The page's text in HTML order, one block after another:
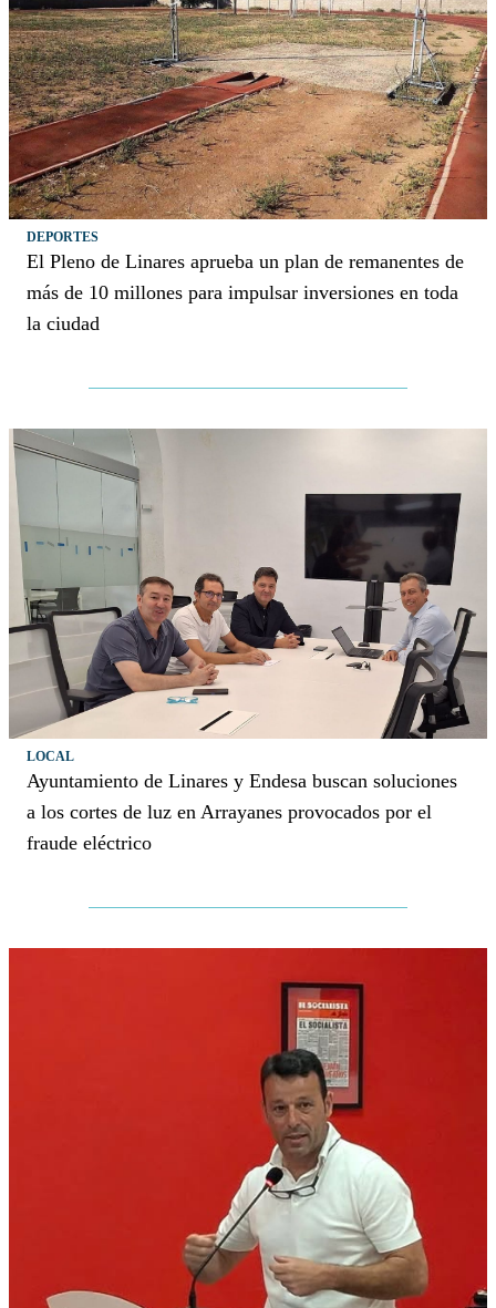
DEPORTES
El Pleno de Linares aprueba un plan de remanentes de
más de 10 millones para impulsar inversiones en toda
la ciudad
LOCAL
Ayuntamiento de Linares y Endesa buscan soluciones
a los cortes de luz en Arrayanes provocados por el
fraude eléctrico